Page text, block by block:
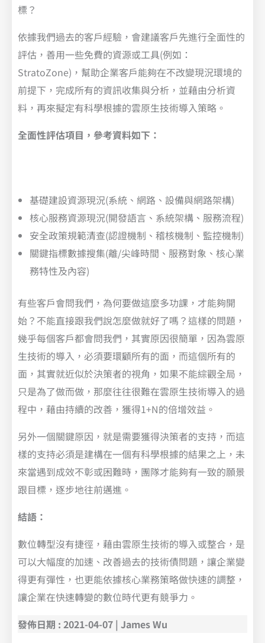
標？
依據我們過去的客戶經驗，會建議客戶先進行全面性的
評估，善用一些免費的資源或工具(例如：
StratoZone)，幫助企業客戶能夠在不改變現況環境的
前提下，完成所有的資訊收集與分析，並藉由分析資
料，再來擬定有科學根據的雲原生技術導入策略。
全面性評估項目，參考資料如下：
基礎建設資源現況(系統、網路、設備與網路架構)
核心服務資源現況(開發語言、系統架構、服務流程)
安全政策規範清查(認證機制、稽核機制、監控機制)
關鍵指標數據搜集(離/尖峰時間、服務對象、核心業
務特性及內容)
有些客戶會問我們，為何要做這麼多功課，才能夠開
始？不能直接跟我們說怎麼做就好了嗎？這樣的問題，
幾乎每個客戶都會問我們，其實原因很簡單，因為雲原
生技術的導入，必須要環顧所有的面，而這個所有的
面，其實就近似於決策者的視角，如果不能綜觀全局，
只是為了做而做，那麼往往很難在雲原生技術導入的過
程中，藉由持續的改善，獲得1+N的倍增效益。
另外一個關鍵原因，就是需要獲得決策者的支持，而這
樣的支持必須是建構在一個有科學根據的結果之上，未
來當遇到成效不彰或困難時，團隊才能夠有一致的願景
跟目標，逐步地往前邁進。
結語：
數位轉型沒有捷徑，藉由雲原生技術的導入或整合，是
可以大幅度的加速、改善過去的技術債問題，讓企業變
得更有彈性，也更能依據核心業務策略做快速的調整，
讓企業在快速轉變的數位時代更有競爭力。
發佈日期 : 2021-04-07 | James Wu